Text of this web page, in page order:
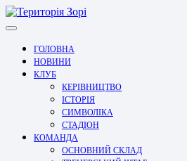
Перейти
до
ГОЛОВНА
НОВИНИ
КЛУБ
КЕРІВНИЦТВО
ІСТОРІЯ
СИМВОЛІКА
СТАДІОН
КОМАНДА
ОСНОВНИЙ СКЛАД